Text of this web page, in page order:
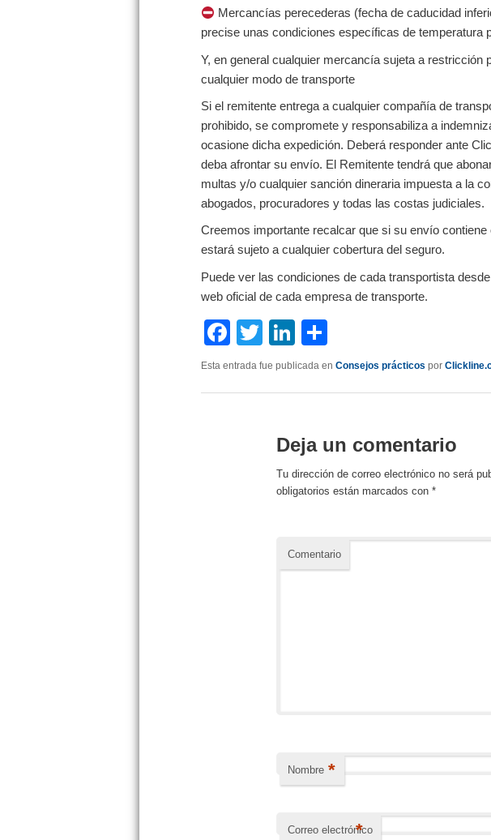
Mercancías perecederas (fecha de caducidad
precise unas condiciones específicas de temperatura
Y, en general cualquier mercancía sujeta a restricción
cualquier modo de transporte
Si el remitente entrega a cualquier compañía de
prohibido, se compromete y responsabiliza a
ocasione dicha expedición. Deberá responder ante
deba afrontar su envío. El Remitente tendrá que
multas y/o cualquier sanción dineraria impuesta a la
abogados, procuradores y todas las costas judiciales.
Creemos importante recalcar que si su envío
estará sujeto a cualquier cobertura del seguro.
Puede ver las condiciones de cada transportista
web oficial de cada empresa de transporte.
Facebook
TwitterLinkedIn
Esta entrada fue publicada en Consejos prácticos por
Deja un comentario
Tu dirección de correo electrónico no será
obligatorios están marcados con*
Comentario
Nombre *
Correo electrónico
*